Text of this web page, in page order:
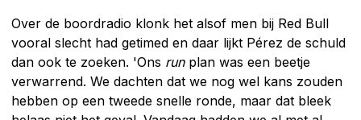
Over de boordradio klonk het alsof men bij Red Bull
vooral slecht had getimed en daar lijkt Pérez de schuld
dan ook te zoeken. 'Ons runplan was een beetje
verwarrend. We dachten dat we nog wel kans zouden
hebben op een tweede snelle ronde, maar dat bleek